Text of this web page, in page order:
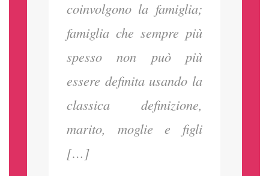
coinvolgono la famiglia;
famiglia che sempre più
spesso non può più
essere definita usando la
classica definizione,
marito, moglie e figli
[…]